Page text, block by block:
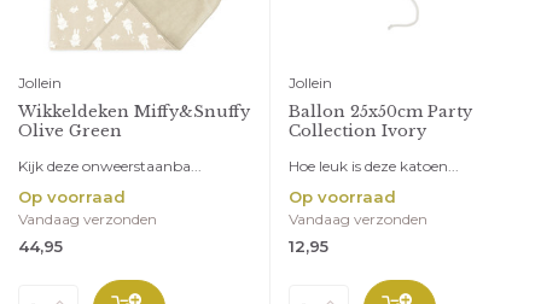
Jollein
Wikkeldeken Miffy&Snuffy
Olive Green
Kijk deze onweerstaanba...
Op voorraad
Vandaag verzonden
44,95
Jollein
Ballon 25x50cm Party
Collection Ivory
Hoe leuk is deze katoen...
Op voorraad
Vandaag verzonden
12,95